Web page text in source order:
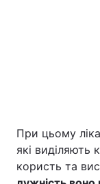
При цьому
які виділяють
користь та